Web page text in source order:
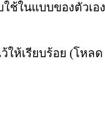
ช้ในแบบของตัวเอง
ให้เรียบร้อย (โหลด